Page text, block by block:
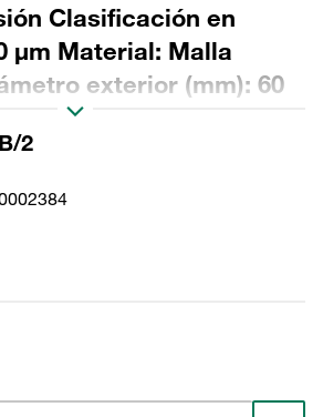
Clasificación en
µm Material: Malla
exterior (mm): 60
(mm): 34,2 Longitud
NBR, relación β >2
2